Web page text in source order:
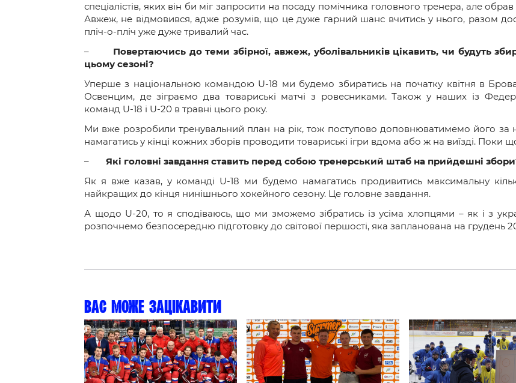
спеціалістів, яких він би міг запросити на посаду помічника головного тренера, але
Авжеж, не відмовився, адже розумів, що це дуже гарний шанс вчитись у нього, разом
пліч-о-пліч уже дуже тривалий час.
– Повертаючись до теми збірної, авжеж, уболівальників цікавить, чи будуть
цьому сезоні?
Уперше з національною командою U-18 ми будемо збиратись на початку квітня в
Освенцим, де зіграємо два товариські матчі з ровесниками. Також у наших із
команд U-18 і U-20 в травні цього року.
Ми вже розробили тренувальний план на рік, тож поступово доповнюватимемо його за
намагатись у кінці кожних зборів проводити товариські ігри вдома або ж на виїзді. Поки
– Які головні завдання ставить перед собою тренерський штаб на прийдешні
Як я вже казав, у команді U-18 ми будемо намагатись продивитись максимальну
найкращих до кінця нинішнього хокейного сезону. Це головне завдання.
А щодо U-20, то я сподіваюсь, що ми зможемо зібратись із усіма хлопцями – як і з
розпочнемо безпосередню підготовку до світової першості, яка запланована на грудень
Вас може зацікавити